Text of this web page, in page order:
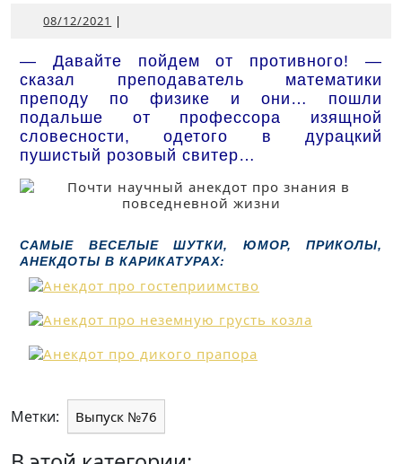
08/12/2021 08/12/2021
|
— Давайте пойдем от противного! —
сказал преподаватель математики
преподу по физике и они… пошли
подальше от профессора изящной
словесности, одетого в дурацкий
пушистый розовый свитер…
САМЫЕ ВЕСЕЛЫЕ ШУТКИ, ЮМОР, ПРИКОЛЫ,
АНЕКДОТЫ В КАРИКАТУРАХ:
Метки: Выпуск №76